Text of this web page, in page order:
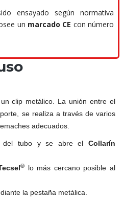
ensayado según normativa
un marcado CE con número
clip metálico. La unión entre el
se realiza a través de varios
adecuados.
del tubo y se abre el Collarín
®
lo más cercano posible al
la pestaña metálica.